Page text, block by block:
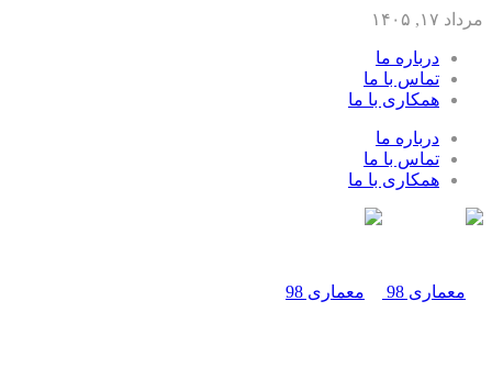
مرداد ۱۷, ۱۴۰۵
درباره ما
تماس با ما
همکاری با ما
درباره ما
تماس با ما
همکاری با ما